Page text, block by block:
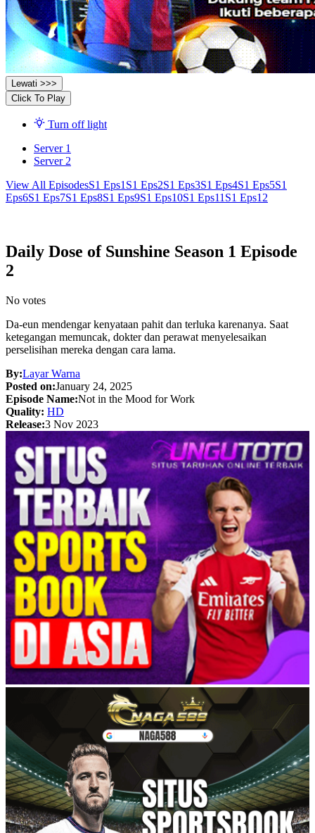
Lewati >>>
Click To Play
Turn off light
Server 1
Server 2
View All EpisodesS1 Eps1 S1 Eps2S1 Eps3S1 Eps4S1 Eps5S1
Eps6S1 Eps7S1 Eps8S1 Eps9S1 Eps10S1 Eps11 S1 Eps12
Daily Dose of Sunshine Season 1 Episode
2
No votes
Da-eun mendengar kenyataan pahit dan terluka karenanya. Saat
ketegangan memuncak, dokter dan perawat menyelesaikan
perselisihan mereka dengan cara lama.
By:Layar Warna
Posted on:January 24, 2025
Episode Name:Not in the Mood for Work
Quality: HD
Release:3 Nov 2023